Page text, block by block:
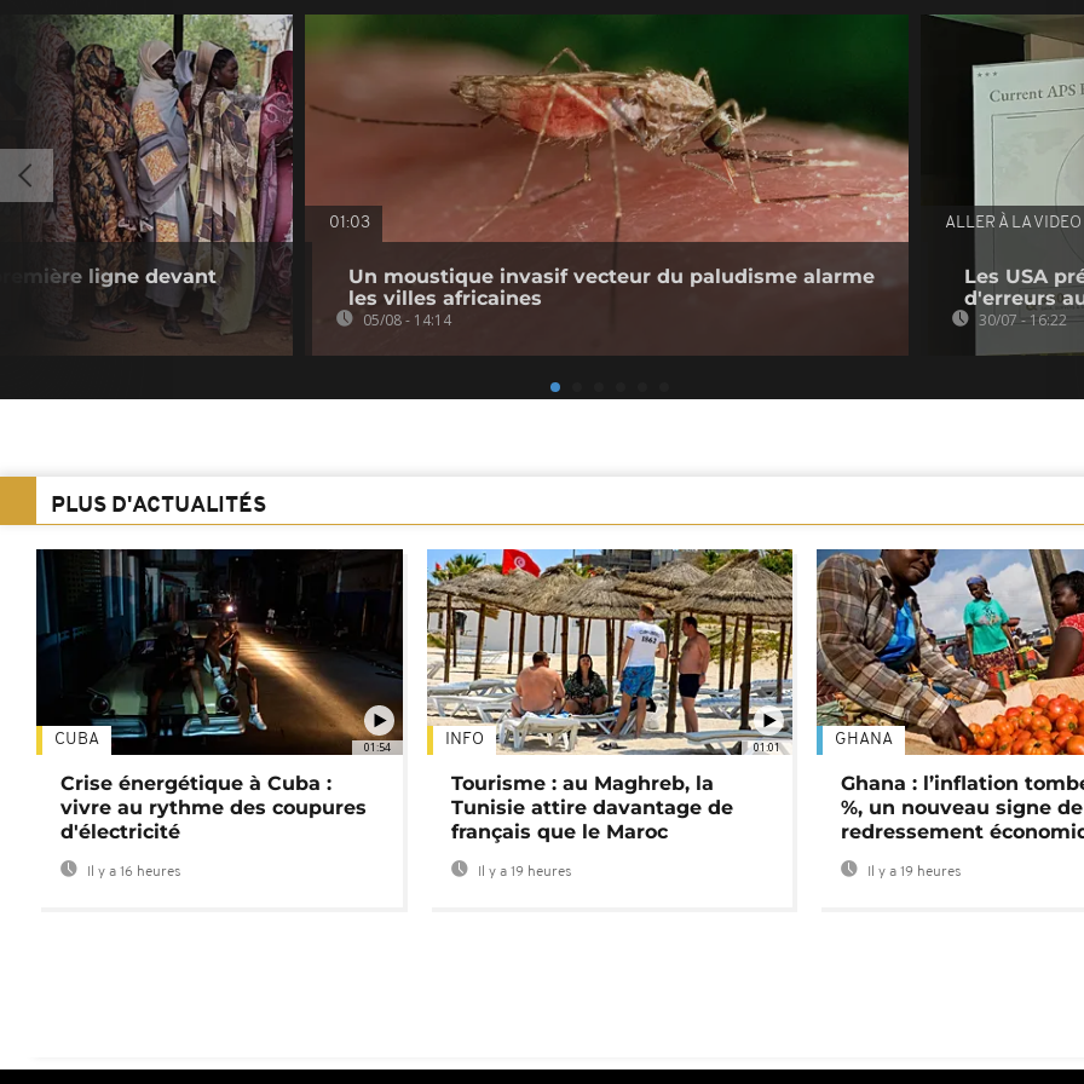
ligne devant
01:03
Un moustique invasif vecteur du paludisme alarme
les villes africaines
05/08 - 14:14
ALLER À LA VIDEO
Les USA
d'erreurs
30/07 - 16:22
PLUS D'ACTUALITÉS
01:54
CUBA
Crise énergétique à Cuba :
vivre au rythme des coupures
d'électricité
Il y a 16 heures
01:01
INFO
Tourisme : au Maghreb, la
Tunisie attire davantage de
français que le Maroc
Il y a 19 heures
GHANA
Ghana : l’inflation
%, un nouveau signe de
redressement
Il y a 19 heures